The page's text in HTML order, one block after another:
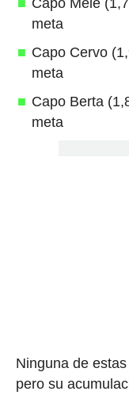
meta
Capo Cervo
meta
Capo Berta
meta
Ninguna de
pero su